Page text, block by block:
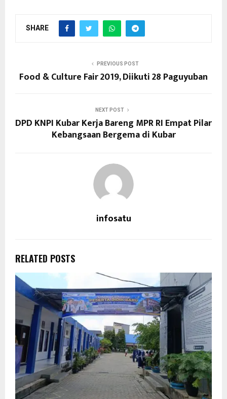
SHARE
PREVIOUS POST
Food & Culture Fair 2019, Diikuti 28 Paguyuban
NEXT POST
DPD KNPI Kubar Kerja Bareng MPR RI Empat Pilar
Kebangsaan Bergema di Kubar
infosatu
RELATED POSTS